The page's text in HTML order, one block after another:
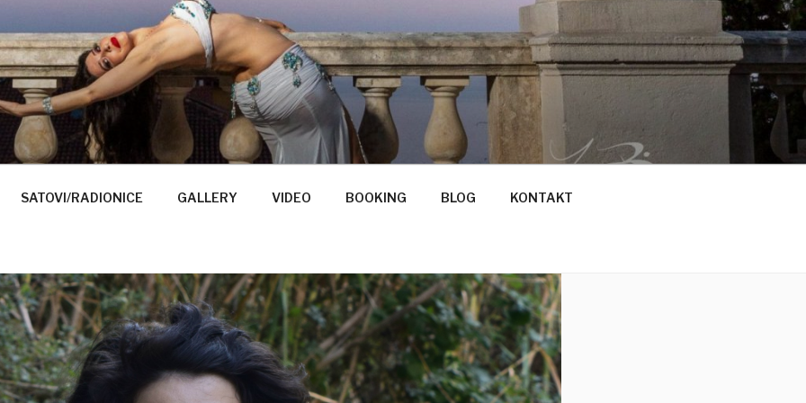
SARA SARŠON
IZ RIJEKE
SATOVI/RADIONICE GALLERY VIDEO BOOKING BLOG KONTAKT